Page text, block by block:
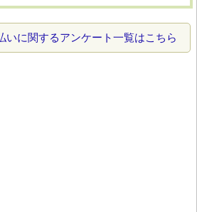
いに関するアンケート一覧はこちら